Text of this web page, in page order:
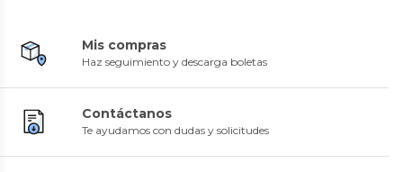
Mis compras
Haz seguimiento y descarga boletas
Contáctanos
Te ayudamos con dudas y solicitudes